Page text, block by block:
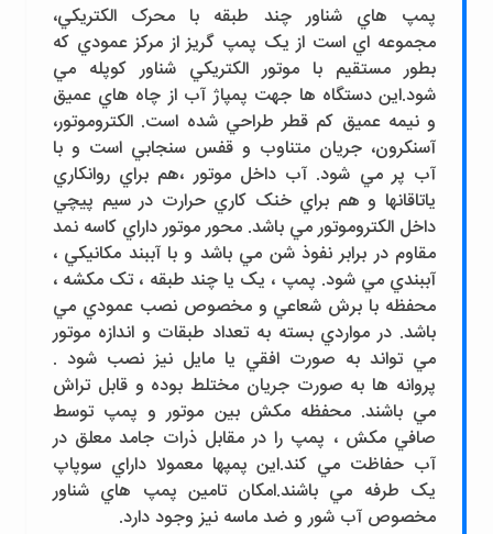
پمپ هاي شناور چند طبقه با محرک الکتريکي،
مجموعه اي است از يک پمپ گريز از مرکز عمودي که
بطور مستقيم با موتور الکتريکي شناور کوپله مي
شود.اين دستگاه ها جهت پمپاژ آب از چاه هاي عميق
و نيمه عميق کم قطر طراحي شده است. الکتروموتور،
آسنکرون، جريان متناوب و قفس سنجابي است و با
آب پر مي شود. آب داخل موتور ،هم براي روانکاري
ياتاقانها و هم براي خنک کاري حرارت در سيم پيچي
داخل الکتروموتور مي باشد. محور موتور داراي کاسه نمد
مقاوم در برابر نفوذ شن مي باشد و با آببند مکانيکي ،
آببندي مي شود. پمپ ، يک يا چند طبقه ، تک مکشه ،
محفظه با برش شعاعي و مخصوص نصب عمودي مي
باشد. در مواردي بسته به تعداد طبقات و اندازه موتور
مي تواند به صورت افقي يا مايل نيز نصب شود .
پروانه ها به صورت جريان مختلط بوده و قابل تراش
مي باشند. محفظه مکش بين موتور و پمپ توسط
صافي مکش ، پمپ را در مقابل ذرات جامد معلق در
آب حفاظت مي کند.اين پمپها معمولا داراي سوپاپ
يک طرفه مي باشند.امکان تامين پمپ هاي شناور
مخصوص آب شور و ضد ماسه نيز وجود دارد.